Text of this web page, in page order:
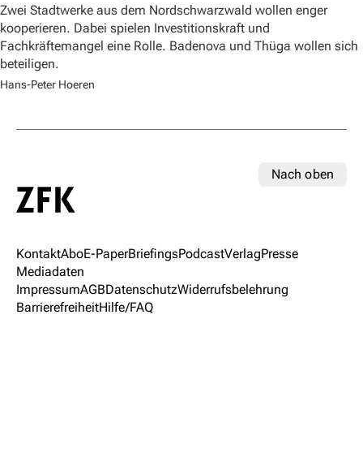
Zwei Stadtwerke aus dem Nordschwarzwald wollen enger
kooperieren. Dabei spielen Investitionskraft und
Fachkräftemangel eine Rolle. Badenova und Thüga wollen sich
beteiligen.
Hans-Peter Hoeren
Nach oben
KontaktAboE-PaperBriefingsPodcastVerlagPresse
Mediadaten
ImpressumAGBDatenschutzWiderrufsbelehrung
BarrierefreiheitHilfe/FAQ